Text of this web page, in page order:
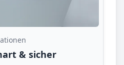
& sicher